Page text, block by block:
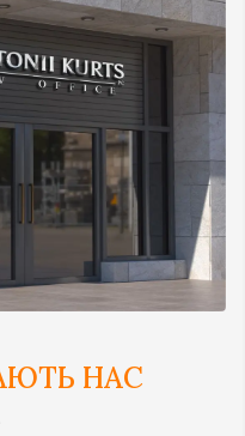
НАС